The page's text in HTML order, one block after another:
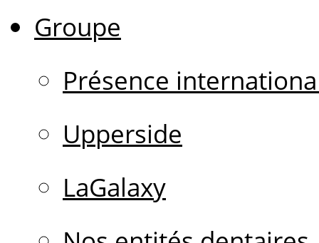
Groupe
Présence
Upperside
LaGalaxy